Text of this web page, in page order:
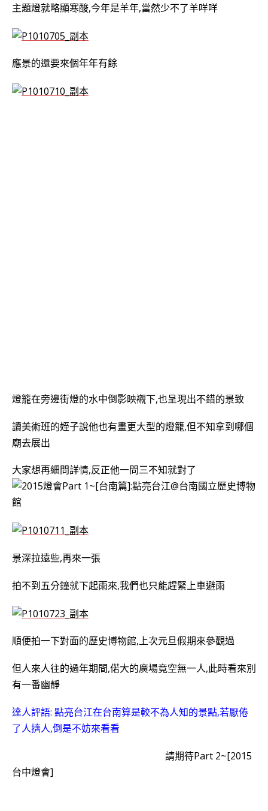
主題燈就略顯寒酸,今年是羊年,當然少不了羊咩咩
應景的還要來個年年有餘
燈籠在旁邊街燈的水中倒影映襯下,也呈現出不錯的景致
讀美術班的姪子說他也有畫更大型的燈籠,但不知拿到哪個
廟去展出
大家想再細問詳情,反正他一問三不知就對了
景深拉遠些,再來一張
拍不到五分鐘就下起雨來,我們也只能趕緊上車避雨
順便拍一下對面的歷史博物館,上次元旦假期來參觀過
但人來人往的過年期間,偌大的廣場竟空無一人,此時看來別
有一番幽靜
達人評語: 點亮台江在台南算是較不為人知的景點,若厭倦
了人擠人,倒是不妨來看看
請期待Part 2~[2015
台中燈會]